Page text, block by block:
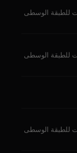
للطبقة الوسطى
للطبقة الوسطى
للطبقة الوسطى